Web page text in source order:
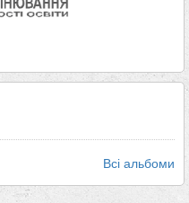
Всі альбоми